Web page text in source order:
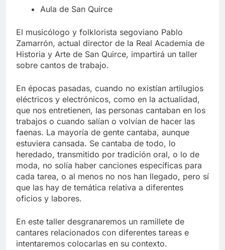
Aula de San Quirce
El musicólogo y folklorista segoviano Pablo
Zamarrón, actual director de la Real Academia de
Historia y Arte de San Quirce, impartirá un taller
sobre cantos de trabajo.
En épocas pasadas, cuando no existían artilugios
eléctricos y electrónicos, como en la actualidad,
que nos entretienen, las personas cantaban en los
trabajos o cuando salían o volvían de hacer las
faenas. La mayoría de gente cantaba, aunque
estuviera cansada. Se cantaba de todo, lo
heredado, transmitido por tradición oral, o lo de
moda, no solía haber canciones específicas para
cada tarea, o al menos no nos han llegado, pero sí
que las hay de temática relativa a diferentes
oficios y labores.
En este taller desgranaremos un ramillete de
cantares relacionados con diferentes tareas e
intentaremos colocarlas en su contexto.